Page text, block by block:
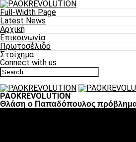
Full-Width Page
Latest News
Αρχική
Επικοινωνία
Πρωτοσέλιδο
Στοίχημα
Connect with us
PAOKREVOLUTION
Θλάση ο Παπαδόπουλος πρόβλημα